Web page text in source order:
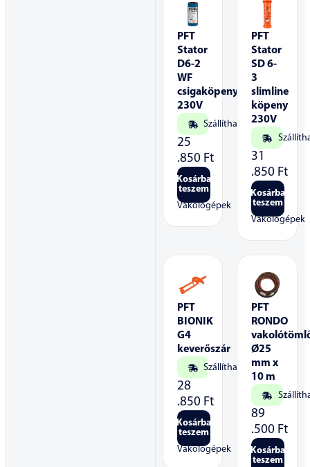
PFT
Stator
D6-2
WF
csigaköpeny
230V
Szállítható
25
.850 Ft
Kosárba
teszem
Vakológépek
PFT
Stator
SD 6-
3
slimline
köpeny
230V
31
.850 Ft
Kosárba
teszem
Vakológépek
PFT
BIONIK
G4
keverőszár
Szállítható
28
.850 Ft
Kosárba
teszem
Vakológépek
PFT
RONDO
Ø25
mm x
10 m
89
.500 Ft
Kosárba
teszem